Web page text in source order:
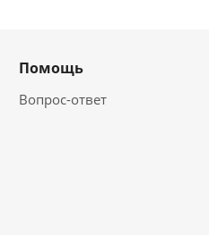
Помощь
Вопрос-ответ